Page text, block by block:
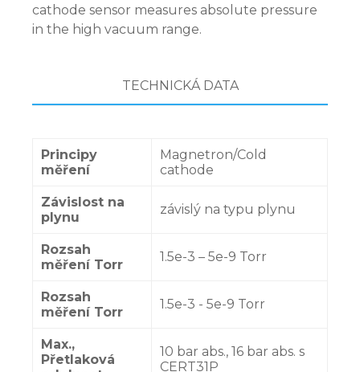
cathode sensor measures absolute pressure
in the high vacuum range.
TECHNICKÁ DATA
Principy
měření
Magnetron/Cold
cathode
Závislost na
plynu
závislý na typu plynu
Rozsah
měření Torr
1.5e-3 – 5e-9 Torr
Rozsah
měření Torr
1.5e-3 - 5e-9 Torr
Max.,
Přetlaková
10 bar abs., 16 bar abs. s
CERT31P